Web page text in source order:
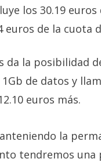
los 30.19
euros de la cuota
da la posibilidad
de datos y
euros más.
la
tendremos una